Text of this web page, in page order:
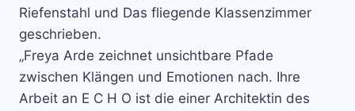
Riefenstahl und Das fliegende Klassenzimmer
geschrieben.
„Freya Arde zeichnet unsichtbare Pfade
zwischen Klängen und Emotionen nach. Ihre
Arbeit an E C H O ist die einer Architektin des